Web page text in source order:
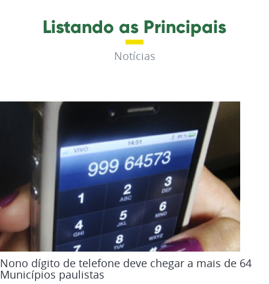
Listando as Principais
Notícias
Nono dígito de telefone deve chegar a mais de 64
Municípios paulistas